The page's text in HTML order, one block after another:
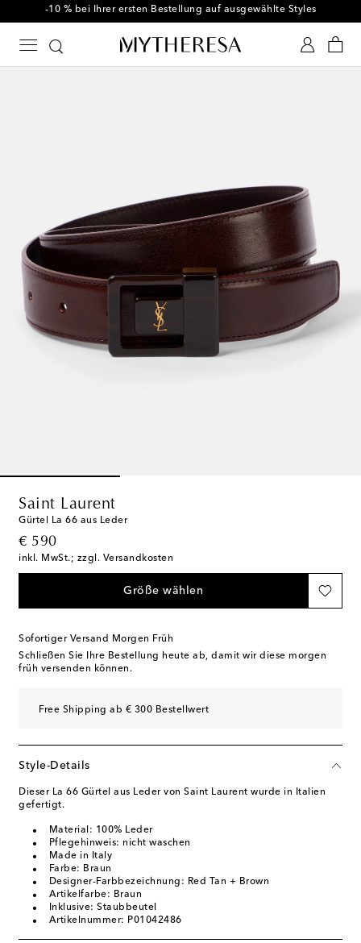
-10 % bei Ihrer ersten Bestellung auf ausgewählte Styles
Saint Laurent
Gürtel La 66 aus Leder
€ 590
original price
inkl. MwSt.; zzgl. Versandkosten
Größe wählen
Sofortiger Versand Morgen Früh
Schließen Sie Ihre Bestellung heute ab, damit wir diese morgen
früh versenden können.
Free Shipping ab € 300 Bestellwert
Style-Details
Dieser La 66 Gürtel aus Leder von Saint Laurent wurde in Italien
gefertigt.
Material: 100% Leder
Pflegehinweis: nicht waschen
Made in Italy
Farbe: Braun
Designer-Farbbezeichnung: Red Tan + Brown
Artikelfarbe: Braun
Inklusive: Staubbeutel
Artikelnummer: P01042486